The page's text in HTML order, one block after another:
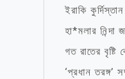
ইরাকি
হা*মলার
গত রাতের বৃষ্টি
‘প্রধান তরঙ্গ’